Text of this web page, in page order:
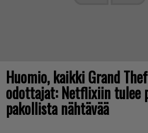
Huomio, kaikki Grand
odottajat: Netflixiin tulee
pakollista nähtävää